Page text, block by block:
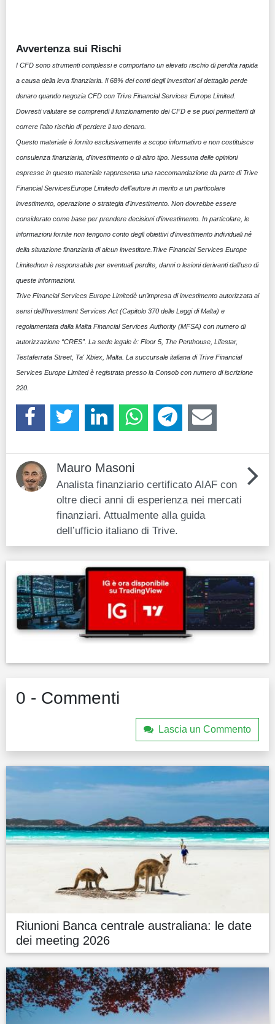
Avvertenza sui Rischi
I CFD sono strumenti complessi e comportano un elevato rischio di perdita rapida
a causa della leva finanziaria. Il 68% dei conti degli investitori al dettaglio perde
denaro quando negozia CFD con Trive Financial Services Europe Limited.
Dovresti valutare se comprendi il funzionamento dei CFD e se puoi permetterti di
correre l’alto rischio di perdere il tuo denaro.
Questo materiale è fornito esclusivamente a scopo informativo e non costituisce
consulenza finanziaria, d'investimento o di altro tipo. Nessuna delle opinioni
espresse in questo materiale rappresenta una raccomandazione da parte di Trive
Financial ServicesEurope Limitedo dell’autore in merito a un particolare
investimento, operazione o strategia d'investimento. Non dovrebbe essere
considerato come base per prendere decisioni d'investimento. In particolare, le
informazioni fornite non tengono conto degli obiettivi d'investimento individuali né
della situazione finanziaria di alcun investitore.Trive Financial Services Europe
Limitednon è responsabile per eventuali perdite, danni o lesioni derivanti dall’uso di
queste informazioni.
Trive Financial Services Europe Limitedè un’impresa di investimento autorizzata ai
sensi dell’Investment Services Act (Capitolo 370 delle Leggi di Malta) e
regolamentata dalla Malta Financial Services Authority (MFSA) con numero di
autorizzazione “CRES”. La sede legale è: Floor 5, The Penthouse, Lifestar,
Testaferrata Street, Ta' Xbiex, Malta. La succursale italiana di Trive Financial
Services Europe Limited è registrata presso la Consob con numero di iscrizione
220.
Mauro Masoni
Analista finanziario certificato AIAF con
oltre dieci anni di esperienza nei mercati
finanziari. Attualmente alla guida
dell’ufficio italiano di Trive.
0 - Commenti
Lascia un Commento
Riunioni Banca centrale australiana: le date
dei meeting 2026